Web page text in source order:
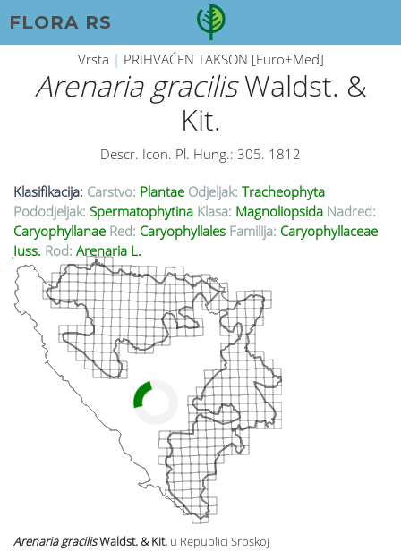
FLORA RS
Vrsta | PRIHVAĆEN TAKSON [Euro+Med]
Arenaria gracilisWaldst. &
Kit.
Descr. Icon. Pl. Hung.: 305. 1812
Klasifikacija: Carstvo: Plantae Odjeljak: Tracheophyta
Pododjeljak: Spermatophytina Klasa: Magnoliopsida Nadred:
Caryophyllanae Red: Caryophyllales Familija: Caryophyllaceae
Juss. Rod: Arenaria L.
Arenaria gracilisWaldst. & Kit. u Republici Srpskoj